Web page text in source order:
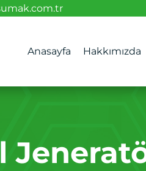
Anasayfa Hakkımızda